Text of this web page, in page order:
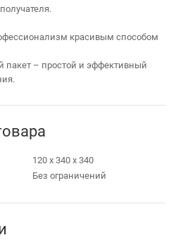
красивым способом
пакет – простой и эффективный
120 х 340 х 340
Без ограничений